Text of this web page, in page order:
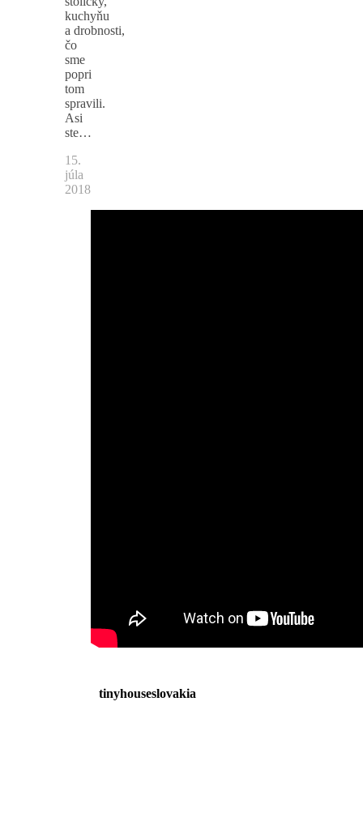
kuchyňu
a drobnosti,
čo
sme
popri
tom
spravili.
Asi
ste…
15.
júla
2018
tinyhouseslovakia